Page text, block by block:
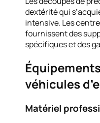
dextérité qui
intensive. Les
fournissent des
spécifiques et des
véhicules
Matériel